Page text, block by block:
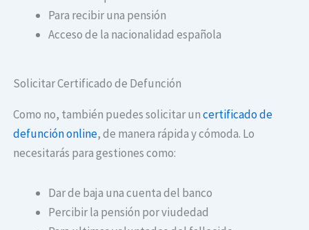
Para recibir una pensión
Acceso de la nacionalidad española
Solicitar Certificado de Defunción
Como no, también puedes solicitar uncertificado de
defunción online, de manera rápida y cómoda. Lo
necesitarás para gestiones como:
Dar de baja una cuenta del banco
Percibir la pensión por viudedad